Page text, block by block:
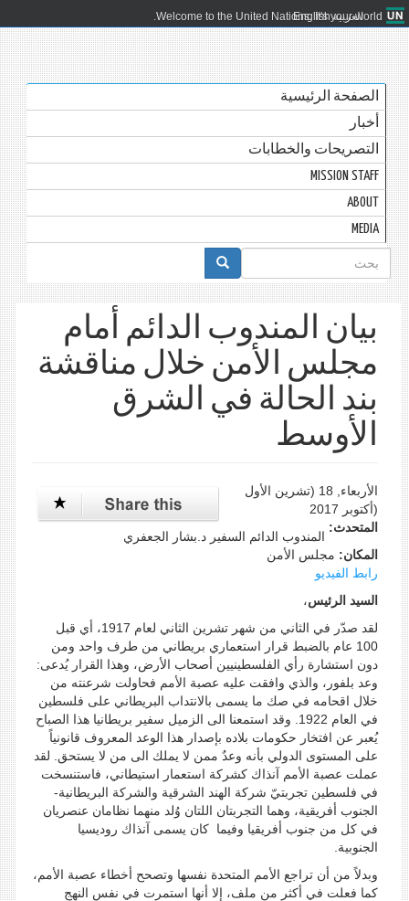
Welcome to the United Nations. It's your world.
العربية English
الصفحة الرئيسية
أخبار
التصريحات والخطابات
MISSION STAFF
ABOUT
MEDIA
استمارة
البحث
بيان المندوب الدائم أمام
مجلس الأمن خلال مناقشة
بند الحالة في الشرق
الأوسط
الأربعاء, 18 (تشرين اﻷول
(أكتوبر 2017
المتحدث:
المندوب الدائم السفير د.بشار الجعفري
المكان: مجلس الأمن
رابط الفيديو
السيد الرئيس،
لقد صدّر في الثاني من شهر تشرين الثاني لعام 1917، أي قبل
100 عام بالضبط قرار استعماري بريطاني من طرف واحد ومن
دون استشارة رأي الفلسطينيين أصحاب الأرض، وهذا القرار يُدعى:
وعد بلفور، والذي وافقت عليه عصبة الأمم فحاولت شرعنته من
خلال اقحامه في صك ما يسمى بالانتداب البريطاني على فلسطين
في العام 1922. وقد استمعنا الى الزميل سفير بريطانيا هذا الصباح
يُعبر عن افتخار حكومات بلاده بإصدار هذا الوعد المعروف قانونياً
على المستوى الدولي بأنه وعدٌ ممن لا يملك الى من لا يستحق. لقد
عملت عصبة الأمم آنذاك كشركة استعمار استيطاني، فاستنسخت
في فلسطين تجربتيّ شركة الهند الشرقية والشركة البريطانية-
الجنوب أفريقية، وهما التجربتان اللتان وُلد منهما نظامان عنصريان
في كل من جنوب أفريقيا وفيما كان يسمى آنذاك روديسيا
الجنوبية.
وبدلاً من أن تراجع الأمم المتحدة نفسها وتصحح أخطاء عصبة الأمم،
كما فعلت في أكثر من ملف، إلا أنها استمرت في نفس النهج